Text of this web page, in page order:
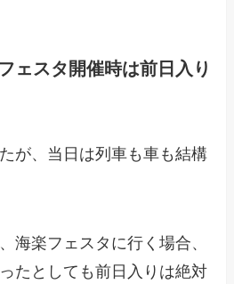
ェスタ開催時は前日入り
が、当日は列車も車も結構
海楽フェスタに行く場合、
たとしても前日入りは絶対